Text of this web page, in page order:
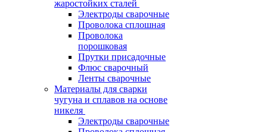
жаростойких сталей
Электроды сварочные
Проволока сплошная
Проволока
порошковая
Прутки присадочные
Флюс сварочный
Ленты сварочные
Материалы для сварки
чугуна и сплавов на основе
никеля
Электроды сварочные